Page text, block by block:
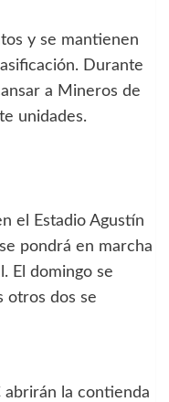
y se mantienen
Durante
a Mineros de
unidades.
el Estadio Agustín
pondrá en marcha
El domingo se
otros dos se
abrirán la contienda